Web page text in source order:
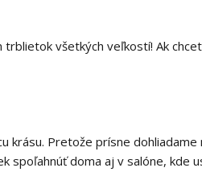
všetkých veľkostí! Ak
krásu. Pretože prísne
doma aj v salóne, kde